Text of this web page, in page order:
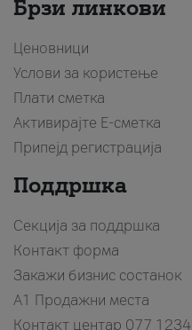
Брзи линкови
Ценовници
Услови за користење
Плати сметка
Активирајте Е-сметка
Припејд регистрација
Поддршка
Секција за поддршка
Контакт форма
Закажи бизнис состанок
A1 Продажни места
Контакт центар 077 1234